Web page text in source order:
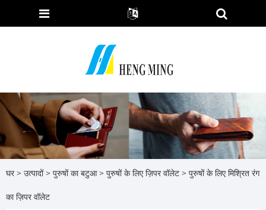
घर > उत्पादों> पुरुषों का बटुआ> पुरुषों के लिए ज़िपर वॉलेट > पुरुषों के लिए मिश्रित रंग
का ज़िपर वॉलेट